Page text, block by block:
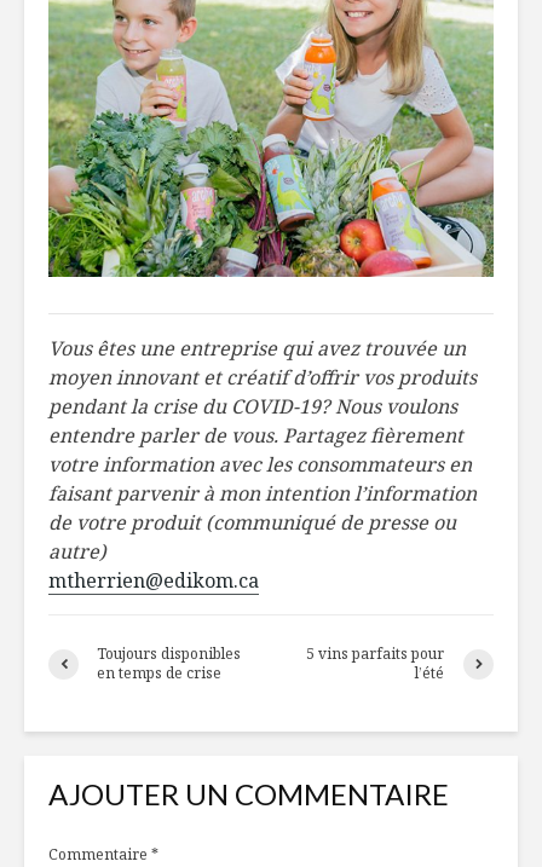
Vous êtes une entreprise qui avez trouvée un
moyen innovant et créatif d’offrir vos produits
pendant la crise du COVID-19? Nous voulons
entendre parler de vous. Partagez fièrement
votre information avec les consommateurs en
faisant parvenir à mon intention l’information
de votre produit (communiqué de presse ou
autre)
mtherrien@edikom.ca
Toujours disponibles
en temps de crise
5 vins parfaits pour
l’été
AJOUTER UN COMMENTAIRE
Commentaire *